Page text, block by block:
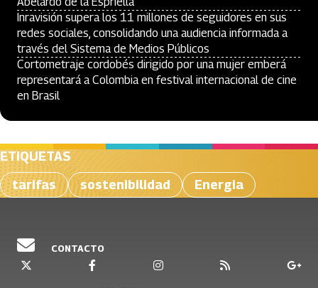
Inravisión supera los 11 millones de seguidores en sus
redes sociales, consolidando una audiencia informada a
través del Sistema de Medios Públicos
Cortometraje cordobés dirigido por una mujer emberá
representará a Colombia en festival internacional de cine
en Brasil
ETIQUETAS
tarifas
sostenibilidad Energia
CONTACTO